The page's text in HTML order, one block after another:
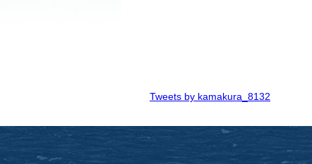
Tweets by kamakura_8132